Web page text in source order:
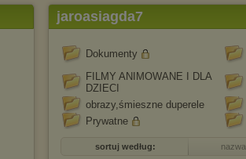
jaroasiagda7
Dokumenty
FILMY ANIMOWANE I DLA
DZIECI
obrazy,śmieszne duperele
Prywatne
sortuj według: nazwa